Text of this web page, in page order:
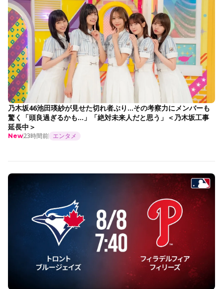
乃木坂46池田瑛紗が見せた切れ者ぶり…その考察力にメンバーも
驚く「頭良過ぎるかも…」「絶対未来人だと思う」＜乃木坂工事
延長中＞
New23時間前 エンタメ